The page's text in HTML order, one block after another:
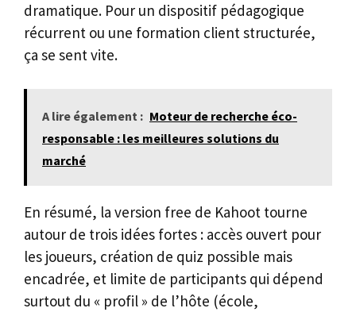
dramatique. Pour un dispositif pédagogique
récurrent ou une formation client structurée,
ça se sent vite.
A lire également : Moteur de recherche éco-
responsable : les meilleures solutions du
marché
En résumé, la version free de Kahoot tourne
autour de trois idées fortes : accès ouvert pour
les joueurs, création de quiz possible mais
encadrée, et limite de participants qui dépend
surtout du « profil » de l’hôte (école,